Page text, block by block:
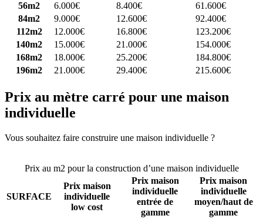
56m2
6.000€ 8.400€
61.600€
84m2
9.000€ 12.600€
92.400€
112m2
12.000€ 16.800€
123.200€
140m2
15.000€ 21.000€
154.000€
168m2
18.000€ 25.200€
184.800€
196m2
21.000€ 29.400€ 215.600€
Prix au mètre carré pour une maison
individuelle
Vous souhaitez faire construire une maison individuelle ?
Prix au m2 pour la construction d’une maison individuelle
SURFACE
Prix maison
individuelle
low cost
Prix maison
individuelle
entrée de
gamme
Prix maison
individuelle
moyen/haut de
gamme